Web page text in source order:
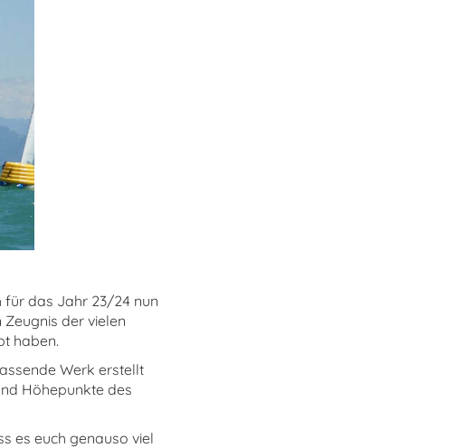
für das Jahr 23/24 nun
der vielen
haben.
Werk erstellt
Höhepunkte des
es euch genauso viel